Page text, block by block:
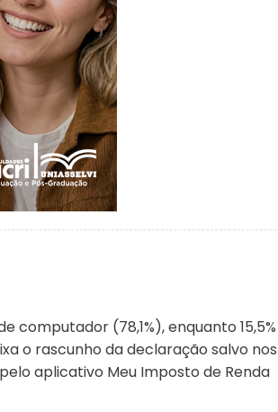
(78,1%), enquanto 15,5%
o rascunho da declaração salvo nos
aplicativo Meu Imposto de Renda